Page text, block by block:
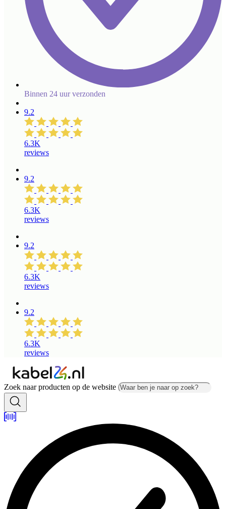
Binnen 24 uur verzonden
9.2
6.3K
reviews
9.2
6.3K
reviews
9.2
6.3K
reviews
9.2
6.3K
reviews
Zoek naar producten op de website